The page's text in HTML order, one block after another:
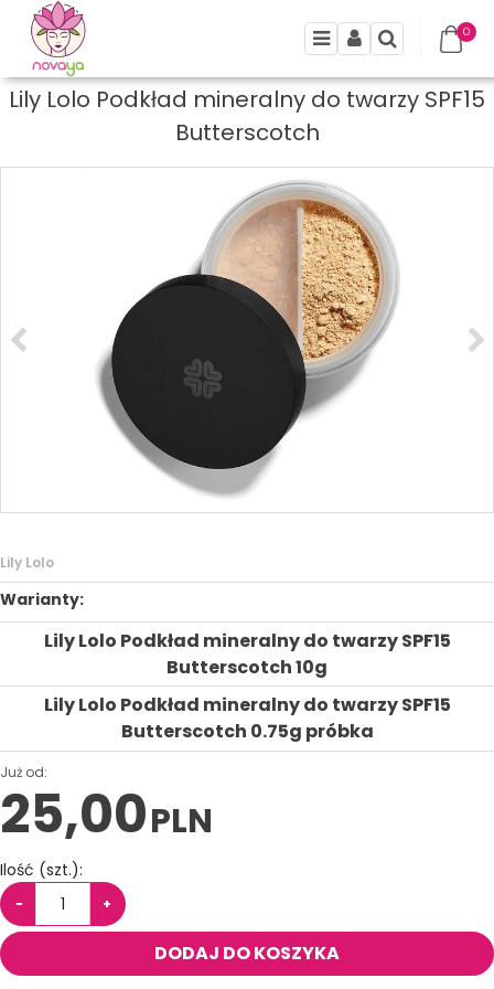
MenuPanelSzukaj
0
Lily Lolo Podkład mineralny do twarzy SPF15
Butterscotch
<
Lily Lolo
Warianty:
Lily Lolo Podkład mineralny do twarzy SPF15
Butterscotch 10g
Lily Lolo Podkład mineralny do twarzy SPF15
Butterscotch 0.75g próbka
Już od:
25,00PLN
Ilość (szt.):
− +
DODAJ DO KOSZYKA